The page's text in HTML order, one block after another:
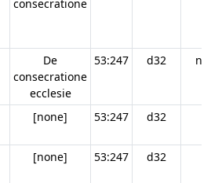
consecratione
De
consecratione
ecclesie
53:247 d32
[none] 53:247 d32
[none] 53:247 d32